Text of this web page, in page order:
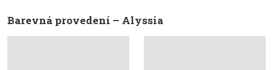
Barevná provedení – Alyssia